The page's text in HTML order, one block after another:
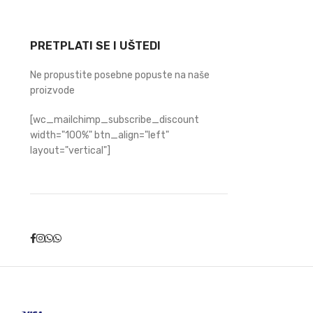
PRETPLATI SE I UŠTEDI
Ne propustite posebne popuste na naše
proizvode
[wc_mailchimp_subscribe_discount
width="100%" btn_align="left"
layout="vertical"]